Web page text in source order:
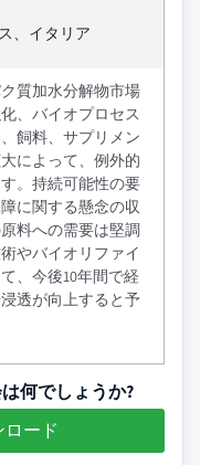
、イタリア
質加水分解物市場
、バイオプロセス
飼料、サプリメン
によって、例外的
。持続可能性の要
に関する懸念の収
料への需要は堅調
やバイオリファイ
、今後10年間で経
透が向上すると予
何でしょうか?
ロード